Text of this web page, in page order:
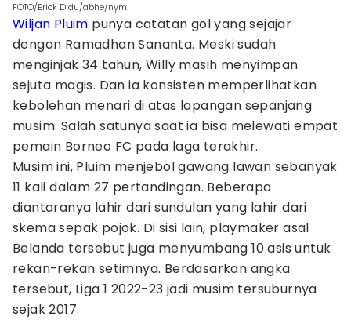
FOTO/Erick Didu/abhe/nym.
Wiljan Pluim punya catatan gol yang sejajar
dengan Ramadhan Sananta. Meski sudah
menginjak 34 tahun, Willy masih menyimpan
sejuta magis. Dan ia konsisten memperlihatkan
kebolehan menari di atas lapangan sepanjang
musim. Salah satunya saat ia bisa melewati empat
pemain Borneo FC pada laga terakhir.
Musim ini, Pluim menjebol gawang lawan sebanyak
11 kali dalam 27 pertandingan. Beberapa
diantaranya lahir dari sundulan yang lahir dari
skema sepak pojok. Di sisi lain, playmaker asal
Belanda tersebut juga menyumbang 10 asis untuk
rekan-rekan setimnya. Berdasarkan angka
tersebut, Liga 1 2022-23 jadi musim tersuburnya
sejak 2017.